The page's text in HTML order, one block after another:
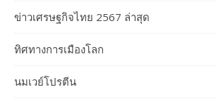
ข่าวเศรษฐกิจไทย 2567 ล่าสุด
ทิศทางการเมืองโลก
นมเวย์โปรตีน